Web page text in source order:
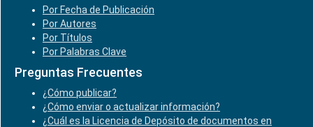
Por Fecha de Publicación
Por Autores
Por Títulos
Por Palabras Clave
Preguntas Frecuentes
¿Cómo publicar?
¿Cómo enviar o actualizar información?
¿Cuál es la Licencia de Depósito de documentos en